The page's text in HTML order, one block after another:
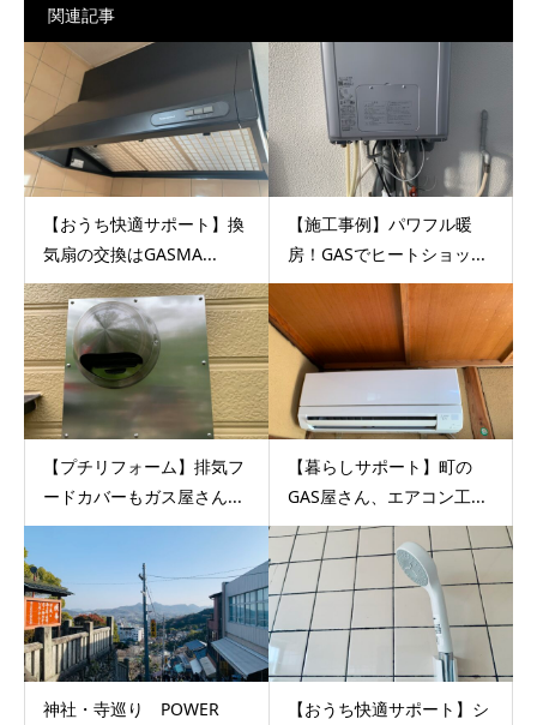
関連記事
【おうち快適サポート】換
気扇の交換はGASMA...
【施工事例】パワフル暖
房！GASでヒートショッ...
【プチリフォーム】排気フ
ードカバーもガス屋さん...
【暮らしサポート】町の
GAS屋さん、エアコン工...
神社・寺巡り POWER
【おうち快適サポート】シ